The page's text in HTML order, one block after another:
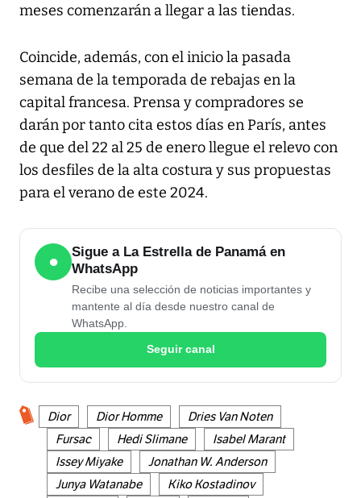
meses comenzarán a llegar a las tiendas.
Coincide, además, con el inicio la pasada
semana de la temporada de rebajas en la
capital francesa. Prensa y compradores se
darán por tanto cita estos días en París, antes
de que del 22 al 25 de enero llegue el relevo con
los desfiles de la alta costura y sus propuestas
para el verano de este 2024.
●
Sigue a La Estrella de Panamá en
WhatsApp
Recibe una selección de noticias importantes y
mantente al día desde nuestro canal de
WhatsApp.
Seguir canal
Dior Dior Homme
Dries Van Noten
Fursac
Hedi Slimane
Isabel Marant
Issey Miyake
Jonathan W. Anderson
Junya Watanabe
Kiko Kostadinov